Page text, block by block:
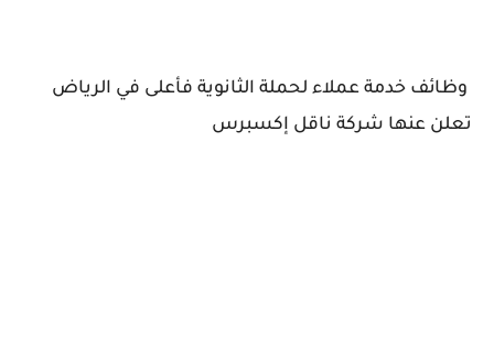
وظائف خدمة عملاء لحملة الثانوية فأعلى في الرياض
تعلن عنها شركة ناقل إكسبرس